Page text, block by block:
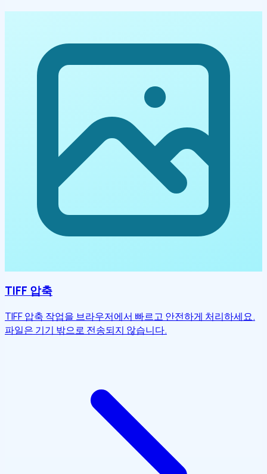
TIFF 압축
TIFF 압축 작업을 브라우저에서 빠르고 안전하게 처리하세요.
파일은 기기 밖으로 전송되지 않습니다.